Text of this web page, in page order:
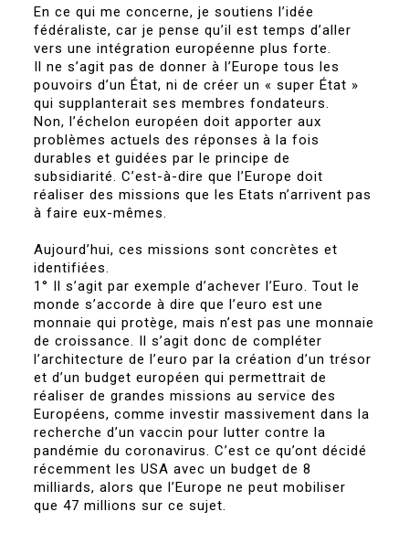
En ce qui me concerne, je soutiens l’idée
fédéraliste, car je pense qu’il est temps d’aller
vers une intégration européenne plus forte.
Il ne s’agit pas de donner à l’Europe tous les
pouvoirs d’un État, ni de créer un « super État »
qui supplanterait ses membres fondateurs.
Non, l’échelon européen doit apporter aux
problèmes actuels des réponses à la fois
durables et guidées par le principe de
subsidiarité. C’est-à-dire que l’Europe doit
réaliser des missions que les Etats n’arrivent pas
à faire eux-mêmes.
Aujourd’hui, ces missions sont concrètes et
identifiées.
1° Il s’agit par exemple d’achever l’Euro. Tout le
monde s’accorde à dire que l’euro est une
monnaie qui protège, mais n’est pas une monnaie
de croissance. Il s’agit donc de compléter
l’architecture de l’euro par la création d’un trésor
et d’un budget européen qui permettrait de
réaliser de grandes missions au service des
Européens, comme investir massivement dans la
recherche d’un vaccin pour lutter contre la
pandémie du coronavirus. C’est ce qu’ont décidé
récemment les USA avec un budget de 8
milliards, alors que l’Europe ne peut mobiliser
que 47 millions sur ce sujet.